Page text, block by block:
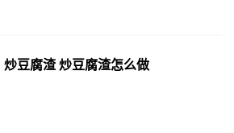
炒豆腐渣 炒豆腐渣怎么做